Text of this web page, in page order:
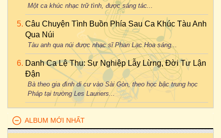
Một ca khúc nhạc trữ tình, được sáng tác...
Câu Chuyện Tình Buồn Phía Sau Ca Khúc Tàu Anh
Qua Núi
Tàu anh qua núi được nhạc sĩ Phan Lạc Hoa sáng...
Danh Ca Lệ Thu: Sự Nghiệp Lẫy Lừng, Đời Tư Lận
Đận
Bà theo gia đình di cư vào Sài Gòn, theo học bậc trung học
Pháp tại trường Les Lauriers...
ALBUM MỚI NHẤT